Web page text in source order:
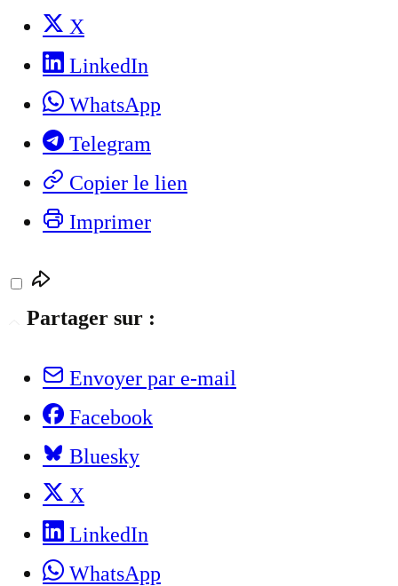
X
LinkedIn
WhatsApp
Telegram
Copier le lien
Imprimer
Partager sur :
Envoyer par e-mail
Facebook
Bluesky
X
LinkedIn
WhatsApp